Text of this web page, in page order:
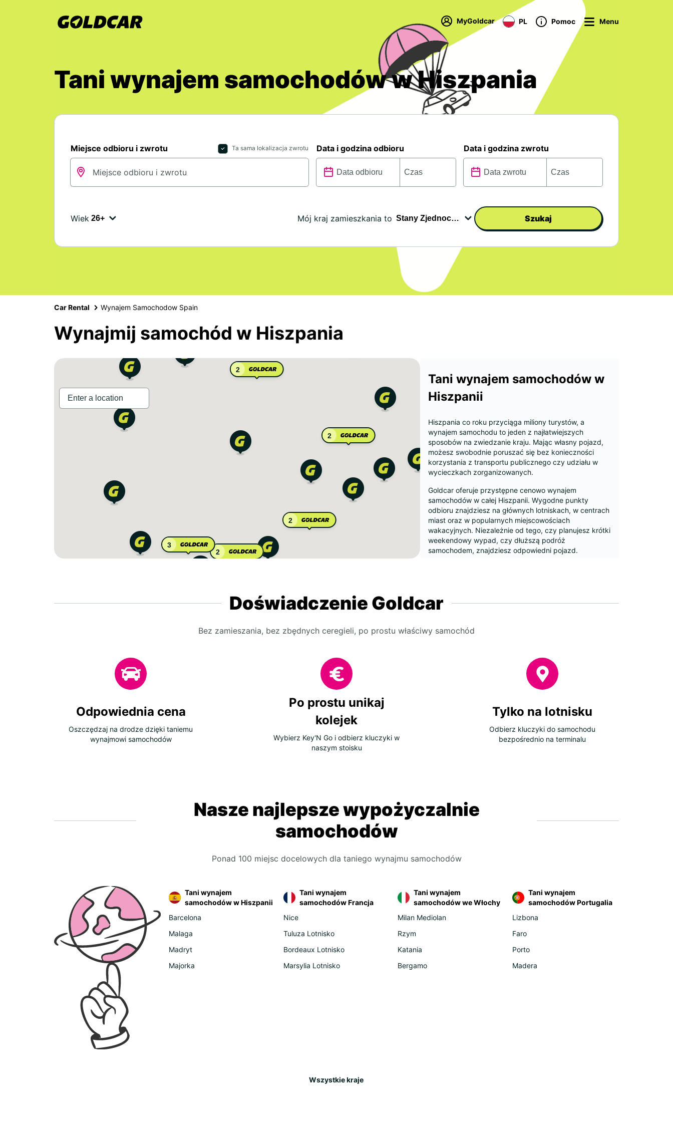
MyGoldcar PL Pomoc Menu
Tani wynajem samochodów w Hiszpania
Miejsce odbioru i zwrotu Ta sama lokalizacja zwrotu Data i godzina odbioru Data i godzina zwrotu
Wiek Mój kraj zamieszkania to Szukaj
Car Rental Wynajem Samochodow Spain
Wynajmij samochód w Hiszpania
2
2
2
3
2
Tani wynajem samochodów w
Hiszpanii
Hiszpania co roku przyciąga miliony turystów, a
wynajem samochodu to jeden z najłatwiejszych
sposobów na zwiedzanie kraju. Mając własny pojazd,
możesz swobodnie poruszać się bez konieczności
korzystania z transportu publicznego czy udziału w
wycieczkach zorganizowanych.
Goldcar oferuje przystępne cenowo wynajem
samochodów w całej Hiszpanii. Wygodne punkty
odbioru znajdziesz na głównych lotniskach, w centrach
miast oraz w popularnych miejscowościach
wakacyjnych. Niezależnie od tego, czy planujesz krótki
weekendowy wypad, czy dłuższą podróż
samochodem, znajdziesz odpowiedni pojazd.
przestrzeń dla rodzin lub na dłuższe podróże. W
wybranych lokalizacjach dostępne są również pojazdy
bardziej ekologicznej opcji.
ceny i większą dostępność. Proces rezerwacji jest
przejrzysty i jasny, bez żadnych niespodzianek przy
odbiorze kluczyków. Po wylądowaniu wystarczy krótki
spacer do stanowiska obsługi. Nasz personel sprawdzi
Goldcar sprawia, że wynajem samochodu jest prosty.
Otrzymujesz przejrzyste ceny, czyste i gotowe do
jazdy pojazdy oraz wsparcie, gdy tylko go
potrzebujesz. To najlepszy sposób, aby rozpocząć
Goldcar posiada stanowiska w najbardziej ruchliwych
centrach miast oraz w nadmorskich ośrodkach.
samochodów. Nie ma potrzeby korzystania z
autobusów transferowych ani transportu poza teren
lotniska. Po wylądowaniu wystarczy odebrać bagaż,
podejść do stanowiska Goldcar i okazać dokumenty.
wskazującymi miejsce zwrotu samochodów z
Doświadczenie Goldcar
Bez zamieszania, bez zbędnych ceregieli, po prostu właściwy samochód
Odpowiednia cena
Oszczędzaj na drodze dzięki taniemu
wynajmowi samochodów
Po prostu unikaj
kolejek
Wybierz Key'N Go i odbierz kluczyki w
naszym stoisku
Tylko na lotnisku
Odbierz kluczyki do samochodu
bezpośrednio na terminalu
Nasze najlepsze wypożyczalnie
samochodów
Ponad 100 miejsc docelowych dla taniego wynajmu samochodów
Tani wynajem
samochodów w Hiszpanii
Barcelona
Malaga
Madryt
Majorka
Tani wynajem
samochodów Francja
Nice
Tuluza Lotnisko
Bordeaux Lotnisko
Marsylia Lotnisko
Tani wynajem
samochodów we Włochy
Milan Mediolan
Rzym
Katania
Bergamo
Tani wynajem
samochodów Portugalia
Lizbona
Faro
Porto
Madera
Wszystkie kraje